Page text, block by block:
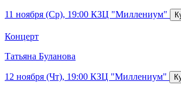
11 ноября (Ср), 19:00 КЗЦ "Миллениум"
Концерт
Татьяна Буланова
12 ноября (Чт), 19:00 КЗЦ "Миллениум"